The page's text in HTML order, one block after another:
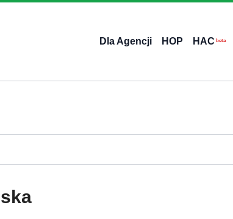
Dla Agencji HOP HAC beta